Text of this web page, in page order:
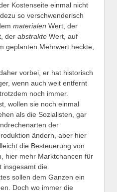
Kostenseite einmal nicht
so verschwenderisch
materialen Wert, der
der abstrakte Wert, auf
geplanten Mehrwert heckte,
vorbei, er hat historisch
wenn auch weit entfernt
noch immer.
wollen sie noch einmal
als die Sozialisten, gar
der
ändern, aber hier
die Besteuerung von
hier mehr Marktchancen für
insgesamt die
sollen dem Ganzen ein
Doch wo immer die